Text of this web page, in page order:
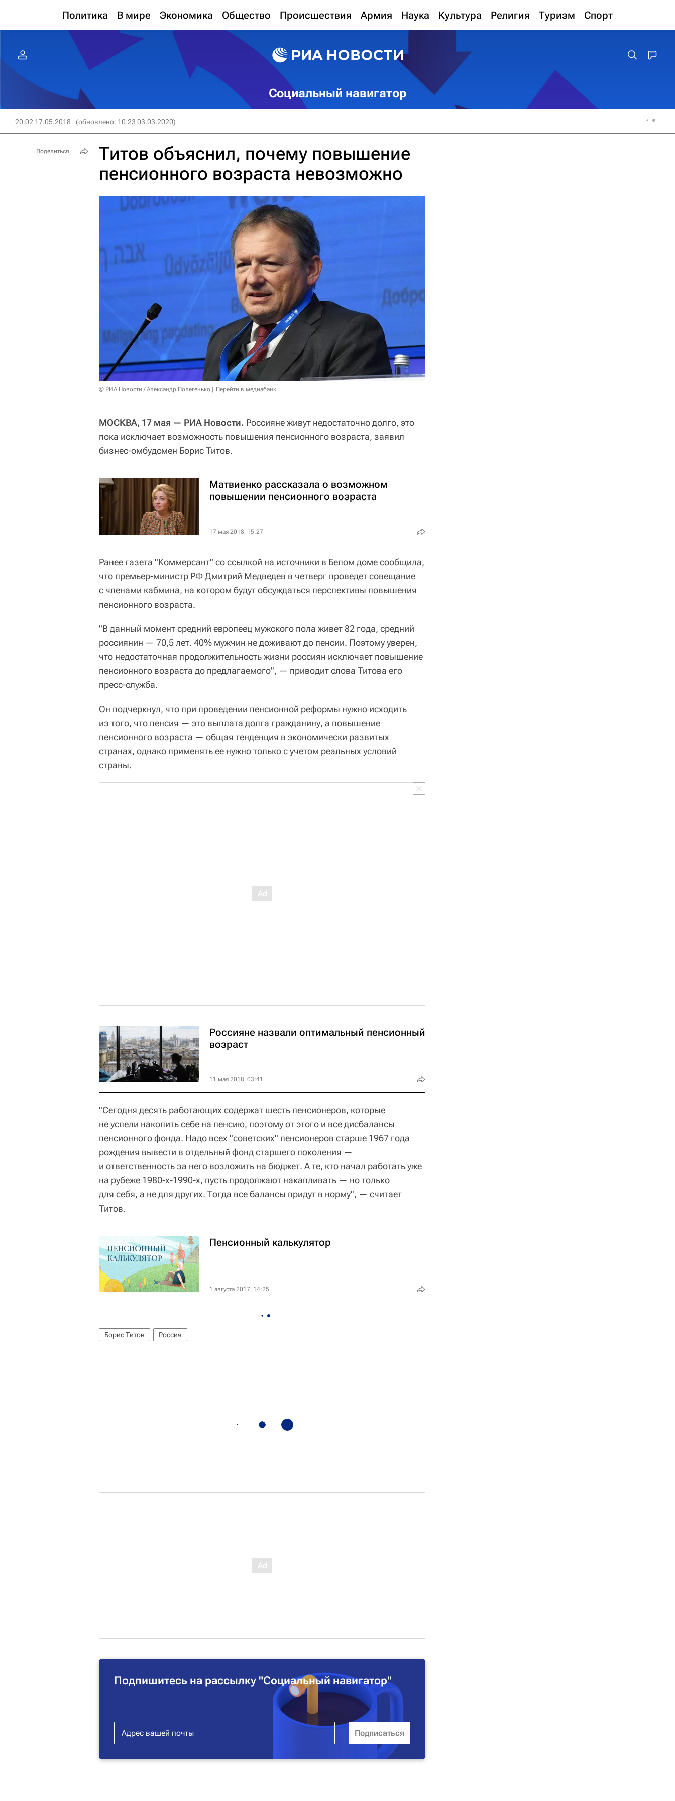
Политика В мире Экономика Общество Происшествия Армия Наука Культура Религия Туризм Спорт
Социальный навигатор
20:02 17.05.2018 (обновлено: 10:23 03.03.2020)
Титов объяснил, почему повышение
пенсионного возраста невозможно
© РИА Новости / Александр Полегенько Перейти в медиабанк
МОСКВА, 17 мая — РИА Новости. Россияне живут недостаточно долго, это
пока исключает возможность повышения пенсионного возраста, заявил
бизнес-омбудсмен Борис Титов.
Матвиенко рассказала о возможном
повышении пенсионного возраста
17 мая 2018, 15:27
Ранее газета "Коммерсант" со ссылкой на источники в Белом доме сообщила,
что премьер-министр РФ Дмитрий Медведев в четверг проведет совещание
с членами кабмина, на котором будут обсуждаться перспективы повышения
пенсионного возраста.
"В данный момент средний европеец мужского пола живет 82 года, средний
россиянин — 70,5 лет. 40% мужчин не доживают до пенсии. Поэтому уверен,
что недостаточная продолжительность жизни россиян исключает повышение
пенсионного возраста до предлагаемого", — приводит слова Титова его
пресс-служба.
Он подчеркнул, что при проведении пенсионной реформы нужно исходить
из того, что пенсия — это выплата долга гражданину, а повышение
пенсионного возраста — общая тенденция в экономически развитых
странах, однако применять ее нужно только с учетом реальных условий
страны.
Россияне назвали оптимальный пенсионный
возраст
11 мая 2018, 03:41
"Сегодня десять работающих содержат шесть пенсионеров, которые
не успели накопить себе на пенсию, поэтому от этого и все дисбалансы
пенсионного фонда. Надо всех "советских" пенсионеров старше 1967 года
рождения вывести в отдельный фонд старшего поколения —
и ответственность за него возложить на бюджет. А те, кто начал работать уже
на рубеже 1980-х-1990-х, пусть продолжают накапливать — но только
для себя, а не для других. Тогда все балансы придут в норму", — считает
Титов.
Пенсионный калькулятор
1 августа 2017, 14:25
Борис Титов Россия
Подпишитесь на рассылку "Социальный навигатор"
Поделиться